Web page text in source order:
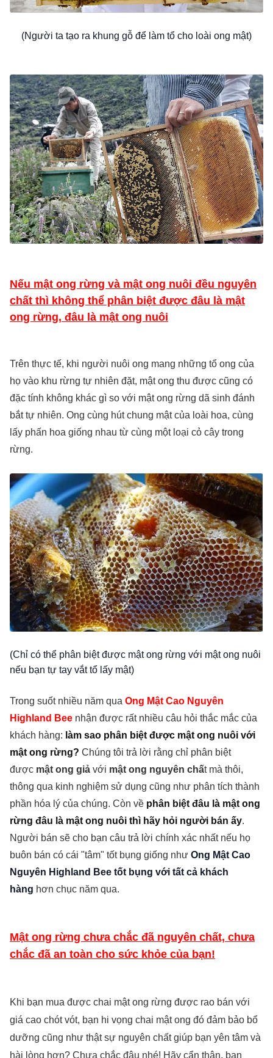
(Người ta tạo ra khung gỗ để làm tổ cho loài ong mật)
Nếu mật ong rừng và mật ong nuôi đều nguyên
chất thì không thể phân biệt được đâu là mật
ong rừng, đâu là mật ong nuôi
Trên thực tế, khi người nuôi ong mang những tổ ong của
họ vào khu rừng tự nhiên đặt, mật ong thu được cũng có
đặc tính không khác gì so với mật ong rừng dã sinh đánh
bắt tự nhiên. Ong cùng hút chung mật của loài hoa, cùng
lấy phấn hoa giống nhau từ cùng một loại cỏ cây trong
rừng.
(Chỉ có thể phân biệt được mật ong rừng với mật ong nuôi
nếu bạn tự tay vắt tổ lấy mật)
Trong suốt nhiều năm qua Ong Mật Cao Nguyên
Highland Bee nhận được rất nhiều câu hỏi thắc mắc của
khách hàng: làm sao phân biệt được mật ong nuôi với
mật ong rừng? Chúng tôi trả lời rằng chỉ phân biệt
được mật ong giả với mật ong nguyên chất mà thôi,
thông qua kinh nghiệm sử dụng cũng như phân tích thành
phần hóa lý của chúng. Còn về phân biệt đâu là mật ong
rừng đâu là mật ong nuôi thì hãy hỏi người bán ấy.
Người bán sẽ cho bạn câu trả lời chính xác nhất nếu họ
buôn bán có cái "tâm" tốt bụng giống như Ong Mật Cao
Nguyên Highland Bee tốt bụng với tất cả khách
hàng hơn chục năm qua.
Mật ong rừng chưa chắc đã nguyên chất, chưa
chắc đã an toàn cho sức khỏe của bạn!
Khi bạn mua được chai mật ong rừng được rao bán với
giá cao chót vót, bạn hi vọng chai mật ong đó đảm bảo bổ
dưỡng cũng như thật sự nguyên chất giúp bạn yên tâm và
hài lòng hơn? Chưa chắc đâu nhé! Hãy cẩn thận, bạn